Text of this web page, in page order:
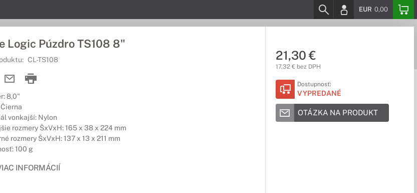
EUR 0,00
Logic Púzdro TS108 8"
CL-TS108
8,0"
vonkajší: Nylon
rozmery ŠxVxH: 165 x 38 x 224 mm
rozmery ŠxVxH: 137 x 13 x 211 mm
100 g
INFORMÁCIÍ
21,30 €
17,32 € bez DPH
Dostupnosť:
VYPREDANÉ
OTÁZKA NA PRODUKT